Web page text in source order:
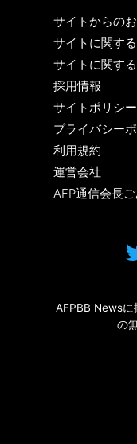
サイトからの
サイトに関す
サイトに関す
採用情報
サイトポリシー
プライバシー
利用規約
運営会社
AFP通信会長
AFPBB News
の